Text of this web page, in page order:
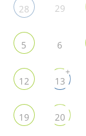
28 29
5 6
12 13
+
19 20